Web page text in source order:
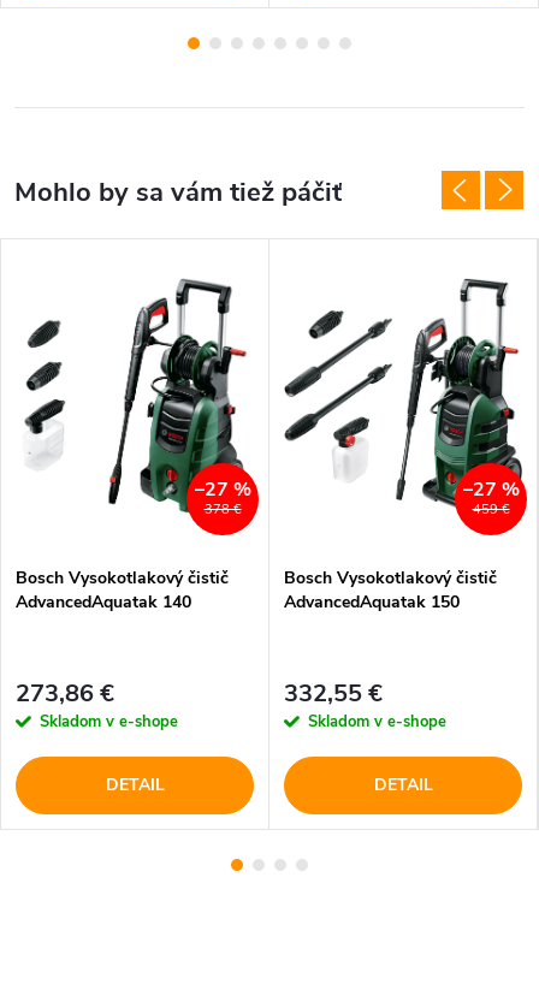
378 €
–27 %
Bosch Vysokotlakový čistič
AdvancedAquatak 140
273,86 €
Skladom v e-shope
DETAIL
459 €
–27 %
Bosch Vysokotlakový čistič
AdvancedAquatak 150
332,55 €
Skladom v e-shope
DETAIL